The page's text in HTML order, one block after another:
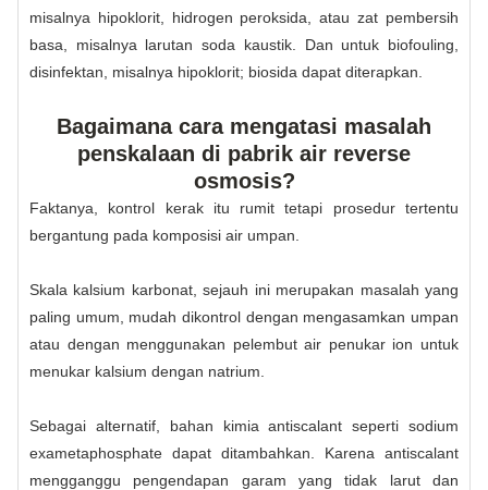
misalnya hipoklorit, hidrogen peroksida, atau zat pembersih
basa, misalnya larutan soda kaustik. Dan untuk biofouling,
disinfektan, misalnya hipoklorit; biosida dapat diterapkan.
Bagaimana cara mengatasi masalah
penskalaan di pabrik air reverse
osmosis?
Faktanya, kontrol kerak itu rumit tetapi prosedur tertentu
bergantung pada komposisi air umpan.
Skala kalsium karbonat, sejauh ini merupakan masalah yang
paling umum, mudah dikontrol dengan mengasamkan umpan
atau dengan menggunakan pelembut air penukar ion untuk
menukar kalsium dengan natrium.
Sebagai alternatif, bahan kimia antiscalant seperti sodium
exametaphosphate dapat ditambahkan. Karena antiscalant
mengganggu pengendapan garam yang tidak larut dan